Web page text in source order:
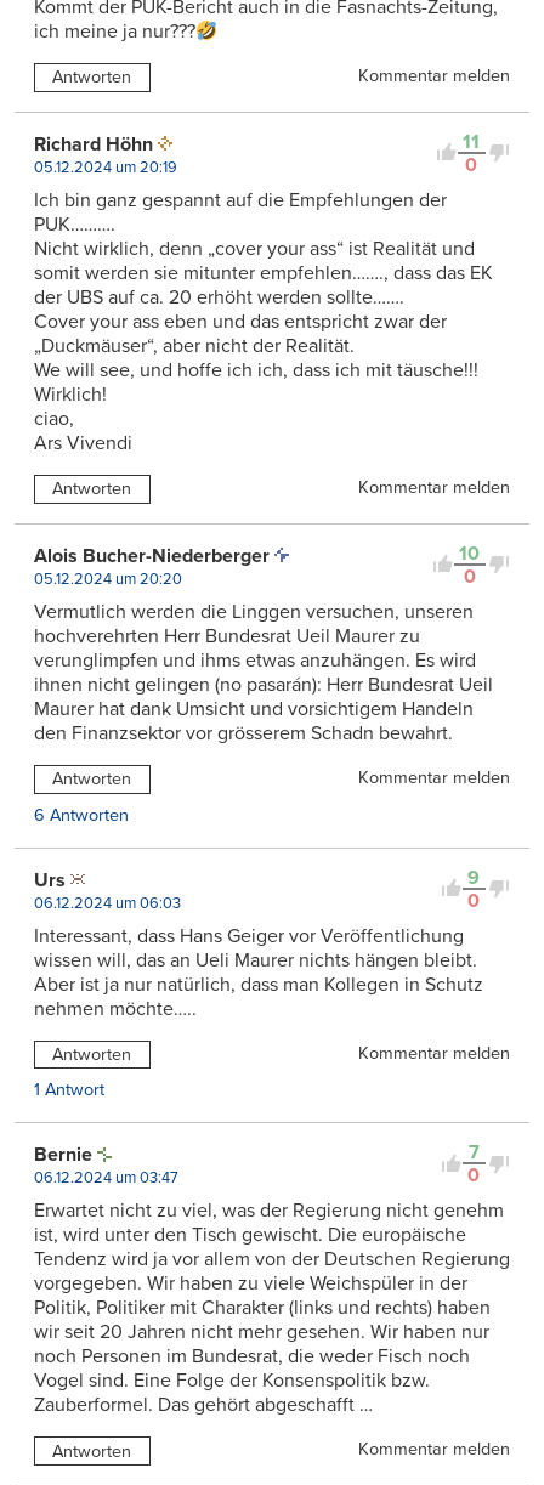
Kommt der PUK-Bericht auch in die Fasnachts-Zeitung,
ich meine ja nur???
Antworten Kommentar melden
11
0
Richard Höhn
05.12.2024 um 20:19
Ich bin ganz gespannt auf die Empfehlungen der
PUK……….
Nicht wirklich, denn „cover your ass“ ist Realität und
somit werden sie mitunter empfehlen……., dass das EK
der UBS auf ca. 20 erhöht werden sollte…….
Cover your ass eben und das entspricht zwar der
„Duckmäuser“, aber nicht der Realität.
We will see, und hoffe ich ich, dass ich mit täusche!!!
Wirklich!
ciao,
Ars Vivendi
Antworten Kommentar melden
10
0
Alois Bucher-Niederberger
05.12.2024 um 20:20
Vermutlich werden die Linggen versuchen, unseren
hochverehrten Herr Bundesrat Ueil Maurer zu
verunglimpfen und ihms etwas anzuhängen. Es wird
ihnen nicht gelingen (no pasarán): Herr Bundesrat Ueil
Maurer hat dank Umsicht und vorsichtigem Handeln
den Finanzsektor vor grösserem Schadn bewahrt.
Antworten
Kommentar melden
6 Antworten
9
0
Urs
06.12.2024 um 06:03
Interessant, dass Hans Geiger vor Veröffentlichung
wissen will, das an Ueli Maurer nichts hängen bleibt.
Aber ist ja nur natürlich, dass man Kollegen in Schutz
nehmen möchte…..
Antworten
Kommentar melden
1 Antwort
7
0
Bernie
06.12.2024 um 03:47
Erwartet nicht zu viel, was der Regierung nicht genehm
ist, wird unter den Tisch gewischt. Die europäische
Tendenz wird ja vor allem von der Deutschen Regierung
vorgegeben. Wir haben zu viele Weichspüler in der
Politik, Politiker mit Charakter (links und rechts) haben
wir seit 20 Jahren nicht mehr gesehen. Wir haben nur
noch Personen im Bundesrat, die weder Fisch noch
Vogel sind. Eine Folge der Konsenspolitik bzw.
Zauberformel. Das gehört abgeschafft …
Antworten Kommentar melden